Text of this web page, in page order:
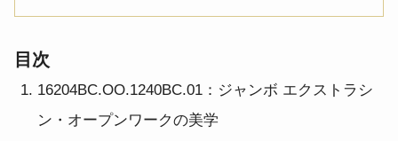
目次
16204BC.OO.1240BC.01：ジャンボ エクストラシ
ン・オープンワークの美学